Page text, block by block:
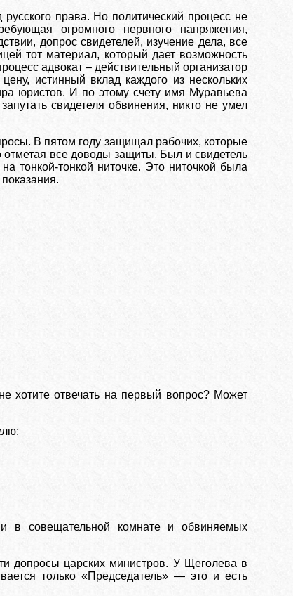
права. Но политический процесс не
огромного нервного напряжения,
допрос свидетелей, изучение дела, все
тот материал, который дает возможность
адвокат – действительный организатор
истинный вклад каждого из нескольких
юристов. И по этому счету имя Муравьева
свидетеля обвинения, никто не умел
В пятом году защищал рабочих, которые
отметая все доводы защиты. Был и свидетель
тонкой-тонкой ниточке. Это ниточкой была
хотите отвечать на первый вопрос? Может
в совещательной комнате и обвиняемых
допросы царских министров. У Щеголева в
только «Председатель» — это и есть